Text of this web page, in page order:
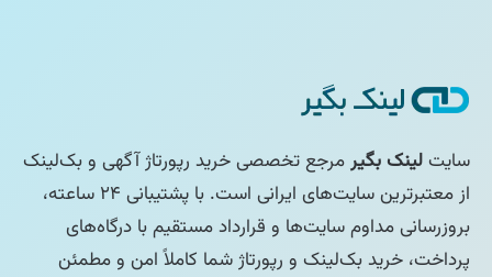
سایتلینک بگیرمرجع تخصصی خرید رپورتاژ آگهی و بک‌لینک
از معتبرترین سایت‌های ایرانی است. با پشتیبانی ۲۴ ساعته،
بروزرسانی مداوم سایت‌ها و قرارداد مستقیم با درگاه‌های
پرداخت، خرید بک‌لینک و رپورتاژ شما کاملاً امن و مطمئن